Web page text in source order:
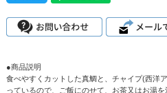
●商品説明
食べやすくカットした真鯛と、チャイプ(西洋
っているので、ご飯にのせて、お茶又はお湯